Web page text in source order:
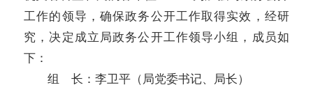
工作的领导，确保政务公开工作取得实效，经研
究，决定成立局政务公开工作领导小组，成员如
下：
组 长：李卫平（局党委书记、局长）